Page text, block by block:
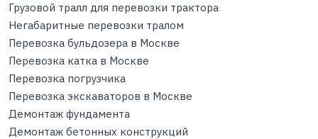
Грузовой тралл для перевозки трактора
Негабаритные перевозки тралом
Перевозка бульдозера в Москве
Перевозка катка в Москве
Перевозка погрузчика
Перевозка экскаваторов в Москве
Демонтаж фундамента
Демонтаж бетонных конструкций